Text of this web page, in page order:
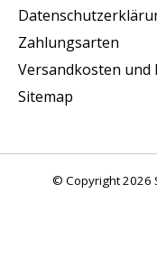
Zahlungsarten
Versandkosten und
Sitemap
© Copyright 2026